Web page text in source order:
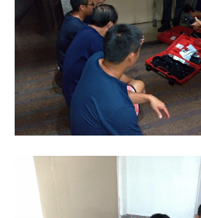
公
專
區
統
計